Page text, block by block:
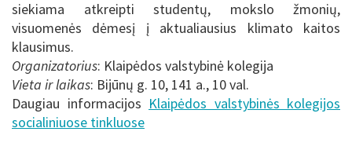
siekiama atkreipti studentų, mokslo žmonių,
visuomenės dėmesį į aktualiausius klimato kaitos
klausimus.
Organizatorius: Klaipėdos valstybinė kolegija
Vieta ir laikas: Bijūnų g. 10, 141 a., 10 val.
Daugiau informacijos Klaipėdos valstybinės kolegijos
socialiniuose tinkluose